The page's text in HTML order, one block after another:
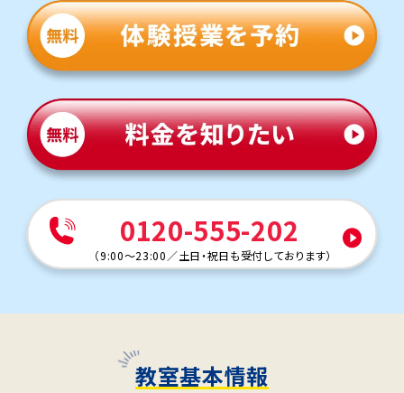
0120-555-202
（9:00～23:00 ／土日・祝日も受付しております）
教室基本情報